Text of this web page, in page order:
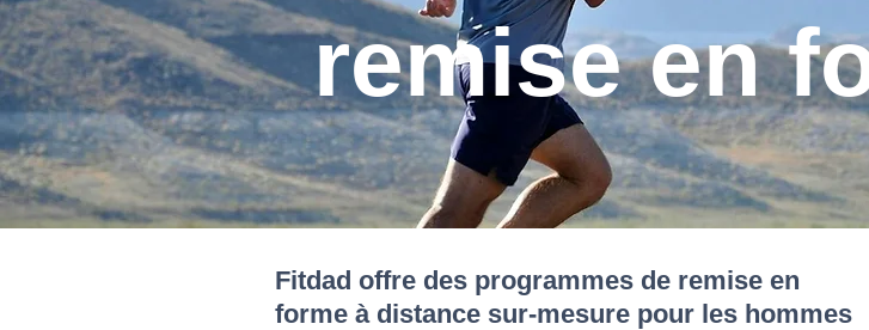
remise en
Fitdad offre des programmes de remise en
forme à distance sur-mesure pour les hommes